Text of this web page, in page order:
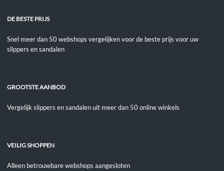
DE BESTE PRIJS
Snel meer dan 50 webshops vergelijken voor de beste prijs voor uw
slippers en sandalen
GROOTSTE AANBOD
Vergelijk slippers en sandalen uit meer dan 50 online winkels
VEILIG SHOPPEN
Alleen betrouwbare webshops aangesloten